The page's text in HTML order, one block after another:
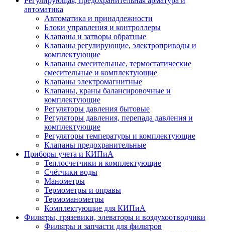
автоматика
Автоматика и принадлежности
Блоки управления и контроллеры
Клапаны и затворы обратные
Клапаны регулирующие, электроприводы и
комплектующие
Клапаны смесительные, термостатические
смесительные и комплектующие
Клапаны электромагнитные
Клапаны, краны балансировочные и
комплектующие
Регуляторы давления бытовые
Регуляторы давления, перепада давления и
комплектующие
Регуляторы температуры и комплектующие
Клапаны предохранительные
Приборы учета и КИПиА
Теплосчетчики и комплектующие
Счётчики воды
Манометры
Термометры и оправы
Термоманометры
Комплектующие для КИПиА
Фильтры, грязевики, элеваторы и воздухоотводчики
Фильтры и запчасти для фильтров